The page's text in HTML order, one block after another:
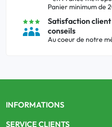
Panier minimum de
Satisfaction
conseils
Au coeur de notre
INFORMATIONS
SERVICE CLIENTS